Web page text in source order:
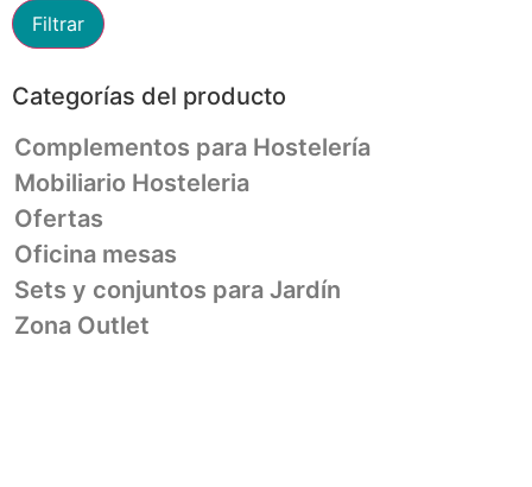
Filtrar
Categorías del producto
Complementos para Hostelería
Mobiliario Hosteleria
Ofertas
Oficina mesas
Sets y conjuntos para Jardín
Zona Outlet